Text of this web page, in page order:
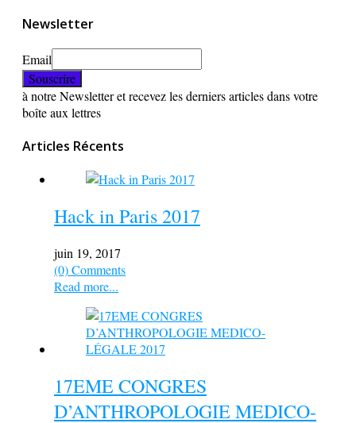
Newsletter
Email
à notre Newsletter et recevez les derniers articles dans votre
boîte aux lettres
Articles Récents
Hack in Paris 2017
juin 19, 2017
(0) Comments
Read more...
17EME CONGRES
D’ANTHROPOLOGIE MEDICO-